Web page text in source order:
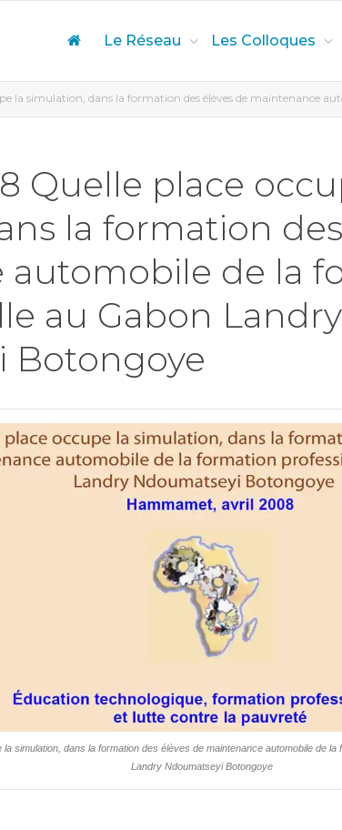
Le Réseau Les Colloques
la simulation, dans la formation des élèves de maintenance
Quelle place
la formation
automobile de la
au Gabon Landry
Botongoye
la simulation, dans la formation des élèves de maintenance automobile de
Landry Ndoumatseyi Botongoye